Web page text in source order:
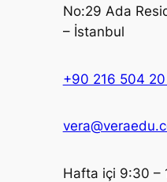
No:29 Ada
– İstanbul
+90 216 504 20
Hafta içi 9:30 –